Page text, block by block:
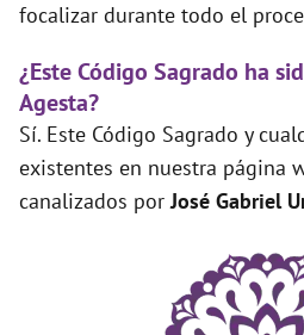
focalizar durante todo el
¿Este Código Sagrado ha
Agesta?
Sí. Este Código Sagrado y
existentes en nuestra página
canalizados porJosé Gabriel